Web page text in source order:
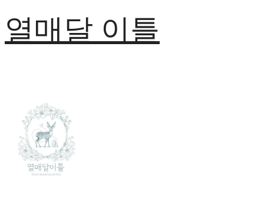
열매달 이틀